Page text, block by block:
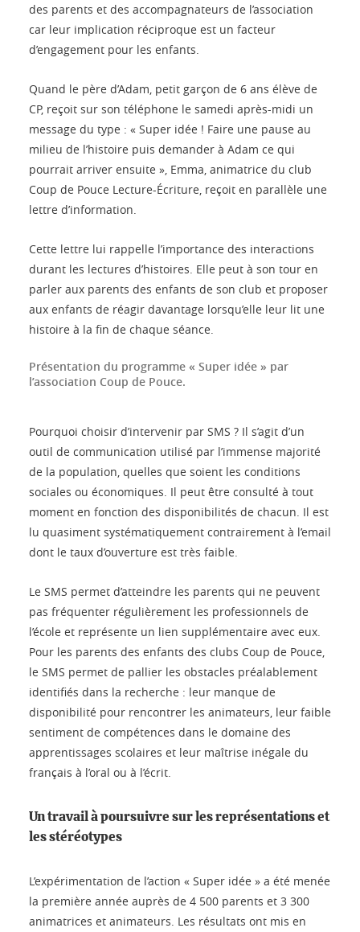
des parents et des accompagnateurs de l’association
car leur implication réciproque est un facteur
d’engagement pour les enfants.
Quand le père d’Adam, petit garçon de 6 ans élève de
CP, reçoit sur son téléphone le samedi après-midi un
message du type : « Super idée ! Faire une pause au
milieu de l’histoire puis demander à Adam ce qui
pourrait arriver ensuite », Emma, animatrice du club
Coup de Pouce Lecture-Écriture, reçoit en parallèle une
lettre d’information.
Cette lettre lui rappelle l’importance des interactions
durant les lectures d’histoires. Elle peut à son tour en
parler aux parents des enfants de son club et proposer
aux enfants de réagir davantage lorsqu’elle leur lit une
histoire à la fin de chaque séance.
Présentation du programme « Super idée » par
l’association Coup de Pouce.
Pourquoi choisir d’intervenir par SMS ? Il s’agit d’un
outil de communication utilisé par l’immense majorité
de la population, quelles que soient les conditions
sociales ou économiques. Il peut être consulté à tout
moment en fonction des disponibilités de chacun. Il est
lu quasiment systématiquement contrairement à l’email
dont le taux d’ouverture est très faible.
Le SMS permet d’atteindre les parents qui ne peuvent
pas fréquenter régulièrement les professionnels de
l’école et représente un lien supplémentaire avec eux.
Pour les parents des enfants des clubs Coup de Pouce,
le SMS permet de pallier les obstacles préalablement
identifiés dans la recherche : leur manque de
disponibilité pour rencontrer les animateurs, leur faible
sentiment de compétences dans le domaine des
apprentissages scolaires et leur maîtrise inégale du
français à l’oral ou à l’écrit.
Un travail à poursuivre sur les représentations et
les stéréotypes
L’expérimentation de l’action « Super idée » a été menée
la première année auprès de 4 500 parents et 3 300
animatrices et animateurs. Les résultats ont mis en